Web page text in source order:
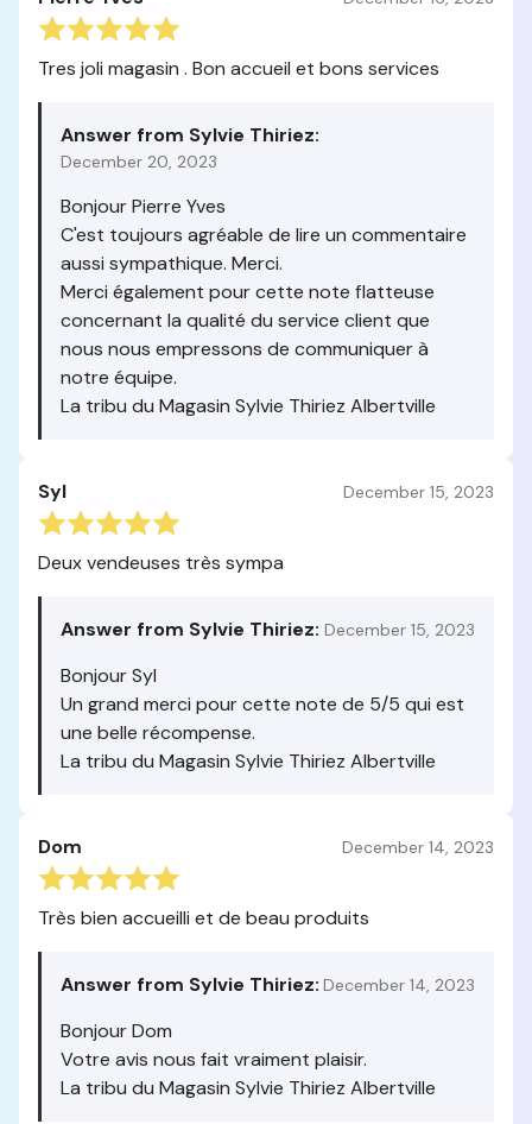
Tres joli magasin . Bon accueil et bons services
Answer from Sylvie Thiriez:
December 20, 2023
Bonjour Pierre Yves
C'est toujours agréable de lire un commentaire
aussi sympathique. Merci.
Merci également pour cette note flatteuse
concernant la qualité du service client que
nous nous empressons de communiquer à
notre équipe.
La tribu du Magasin Sylvie Thiriez Albertville
Syl December 15, 2023
Deux vendeuses très sympa
Answer from Sylvie Thiriez: December 15, 2023
Bonjour Syl
Un grand merci pour cette note de 5/5 qui est
une belle récompense.
La tribu du Magasin Sylvie Thiriez Albertville
Dom December 14, 2023
Très bien accueilli et de beau produits
Answer from Sylvie Thiriez: December 14, 2023
Bonjour Dom
Votre avis nous fait vraiment plaisir.
La tribu du Magasin Sylvie Thiriez Albertville